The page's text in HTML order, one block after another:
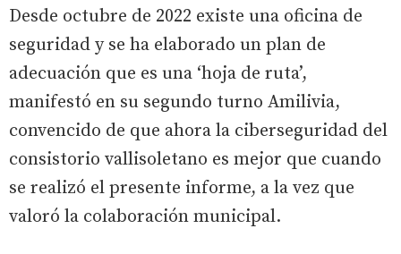
Desde octubre de 2022 existe una oficina de
seguridad y se ha elaborado un plan de
adecuación que es una ‘hoja de ruta’,
manifestó en su segundo turno Amilivia,
convencido de que ahora la ciberseguridad del
consistorio vallisoletano es mejor que cuando
se realizó el presente informe, a la vez que
valoró la colaboración municipal.